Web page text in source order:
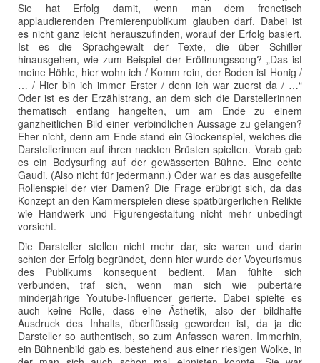
Sie hat Erfolg damit, wenn man dem frenetisch
applaudierenden Premierenpublikum glauben darf. Dabei ist
es nicht ganz leicht herauszufinden, worauf der Erfolg basiert.
Ist es die Sprachgewalt der Texte, die über Schiller
hinausgehen, wie zum Beispiel der Eröffnungssong? „Das ist
meine Höhle, hier wohn ich / Komm rein, der Boden ist Honig /
… / Hier bin ich immer Erster / denn ich war zuerst da / …“
Oder ist es der Erzählstrang, an dem sich die Darstellerinnen
thematisch entlang hangelten, um am Ende zu einem
ganzheitlichen Bild einer verbindlichen Aussage zu gelangen?
Eher nicht, denn am Ende stand ein Glockenspiel, welches die
Darstellerinnen auf ihren nackten Brüsten spielten. Vorab gab
es ein Bodysurfing auf der gewässerten Bühne. Eine echte
Gaudi. (Also nicht für jedermann.) Oder war es das ausgefeilte
Rollenspiel der vier Damen? Die Frage erübrigt sich, da das
Konzept an den Kammerspielen diese spätbürgerlichen Relikte
wie Handwerk und Figurengestaltung nicht mehr unbedingt
vorsieht.
Die Darsteller stellen nicht mehr dar, sie waren und darin
schien der Erfolg begründet, denn hier wurde der Voyeurismus
des Publikums konsequent bedient. Man fühlte sich
verbunden, traf sich, wenn man sich wie pubertäre
minderjährige Youtube-Influencer gerierte. Dabei spielte es
auch keine Rolle, dass eine Ästhetik, also der bildhafte
Ausdruck des Inhalts, überflüssig geworden ist, da ja die
Darsteller so authentisch, so zum Anfassen waren. Immerhin,
ein Bühnenbild gab es, bestehend aus einer riesigen Wolke, in